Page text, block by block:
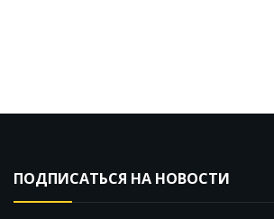
ПОДПИСАТЬСЯ НА НОВОСТИ